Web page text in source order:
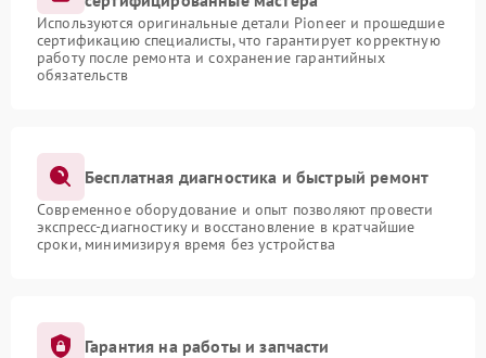
Используются оригинальные детали Pioneer и прошедшие
сертификацию специалисты, что гарантирует корректную
работу после ремонта и сохранение гарантийных
обязательств
Бесплатная диагностика и быстрый ремонт
Современное оборудование и опыт позволяют провести
экспресс-диагностику и восстановление в кратчайшие
сроки, минимизируя время без устройства
Гарантия на работы и запчасти